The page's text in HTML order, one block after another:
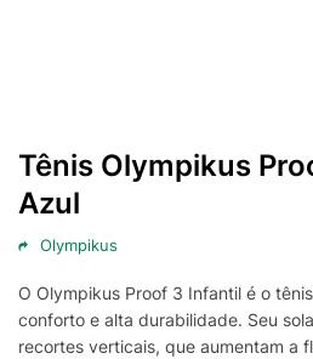
Tênis Olympikus
Azul
Olympikus
O Olympikus Proof 3 Infantil é o
conforto e alta durabilidade. Seu
recortes verticais, que aumentam a